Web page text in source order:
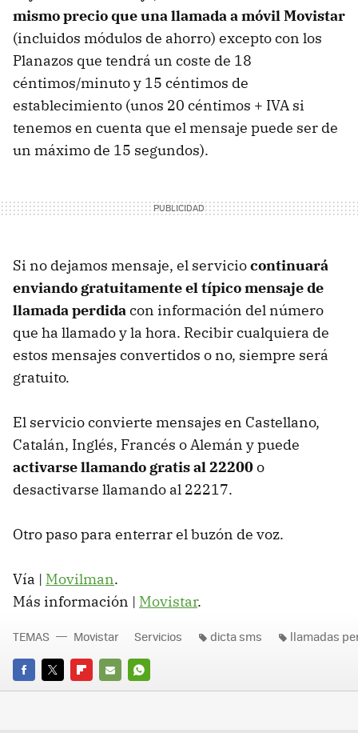
mismo precio que una llamada a móvil Movistar
(incluidos módulos de ahorro) excepto con los
Planazos que tendrá un coste de 18
céntimos/minuto y 15 céntimos de
establecimiento (unos 20 céntimos + IVA si
tenemos en cuenta que el mensaje puede ser de
un máximo de 15 segundos).
Si no dejamos mensaje, el serviciocontinuará
enviando gratuitamente el típico mensaje de
llamada perdidacon información del número
que ha llamado y la hora. Recibir cualquiera de
estos mensajes convertidos o no, siempre será
gratuito.
El servicio convierte mensajes en Castellano,
Catalán, Inglés, Francés o Alemán y puede
activarse llamando gratis al 22200o
desactivarse llamando al 22217.
Otro paso para enterrar el buzón de voz.
Vía | Movilman.
Más información | Movistar.
FACEBOOK
TWITTERFLIPBOARD
E-
WHATSAPP
TEMAS Movistar Servicios dicta sms llamadas